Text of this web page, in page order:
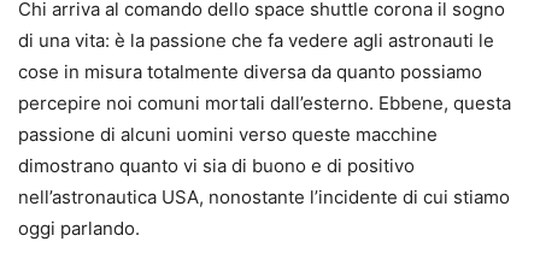
Chi arriva al comando dello space shuttle corona il sogno
di una vita: è la passione che fa vedere agli astronauti le
cose in misura totalmente diversa da quanto possiamo
percepire noi comuni mortali dall’esterno. Ebbene, questa
passione di alcuni uomini verso queste macchine
dimostrano quanto vi sia di buono e di positivo
nell’astronautica USA, nonostante l’incidente di cui stiamo
oggi parlando.